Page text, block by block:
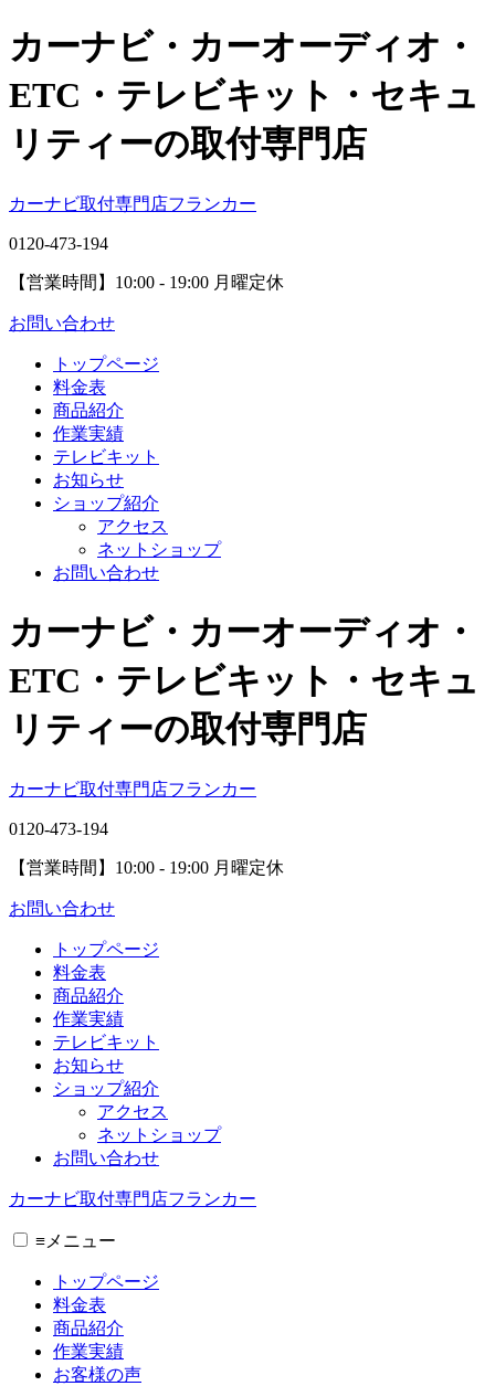
カーナビ・カーオーディオ・
ETC・テレビキット・セキュ
リティーの取付専門店
カーナビ取付専⾨店フランカー
0120-473-194
【営業時間】 10:00 - 19:00 月曜定休
お問い合わせ
トップページ
料金表
商品紹介
作業実績
テレビキット
お知らせ
ショップ紹介
アクセス
ネットショップ
お問い合わせ
カーナビ・カーオーディオ・
ETC・テレビキット・セキュ
リティーの取付専門店
カーナビ取付専⾨店フランカー
0120-473-194
【営業時間】 10:00 - 19:00 月曜定休
お問い合わせ
トップページ
料金表
商品紹介
作業実績
テレビキット
お知らせ
ショップ紹介
アクセス
ネットショップ
お問い合わせ
カーナビ取付専⾨店フランカー
≡ メニュー
トップページ
料金表
商品紹介
作業実績
お客様の声